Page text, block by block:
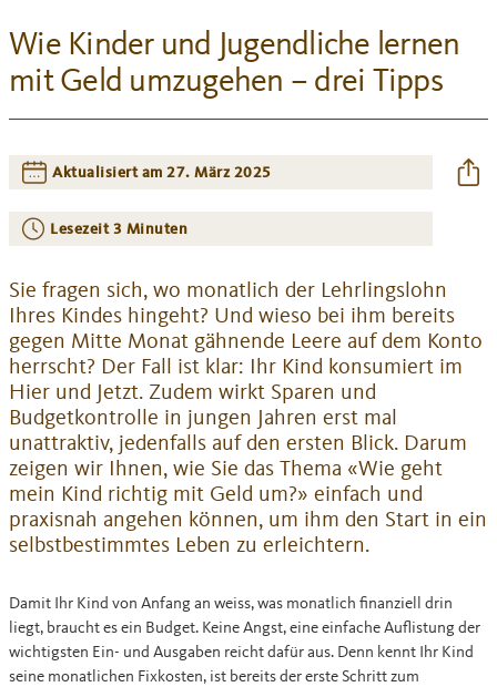
Wie Kinder und Jugendliche lernen
mit Geld umzugehen – drei Tipps
Aktualisiert am 27. März 2025
Lesezeit 3 Minuten
Sie fragen sich, wo monatlich der Lehrlingslohn
Ihres Kindes hingeht? Und wieso bei ihm bereits
gegen Mitte Monat gähnende Leere auf dem Konto
herrscht? Der Fall ist klar: Ihr Kind konsumiert im
Hier und Jetzt. Zudem wirkt Sparen und
Budgetkontrolle in jungen Jahren erst mal
unattraktiv, jedenfalls auf den ersten Blick. Darum
zeigen wir Ihnen, wie Sie das Thema «Wie geht
mein Kind richtig mit Geld um?» einfach und
praxisnah angehen können, um ihm den Start in ein
selbstbestimmtes Leben zu erleichtern.
Damit Ihr Kind von Anfang an weiss, was monatlich finanziell drin
liegt, braucht es ein Budget. Keine Angst, eine einfache Auflistung der
wichtigsten Ein- und Ausgaben reicht dafür aus. Denn kennt Ihr Kind
seine monatlichen Fixkosten, ist bereits der erste Schritt zum